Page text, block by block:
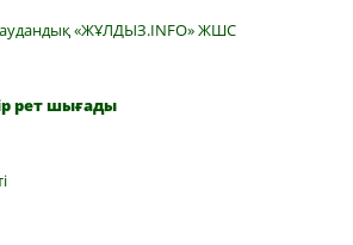
«ЖҰЛДЫЗ.INFO» ЖШС
рет шығады